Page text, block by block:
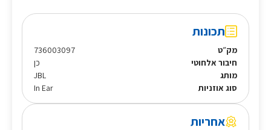
תכונות
מק״ט
736003097
חיבור אלחוטי
כן
מותג
JBL
סוג אוזניות
In Ear
אחריות